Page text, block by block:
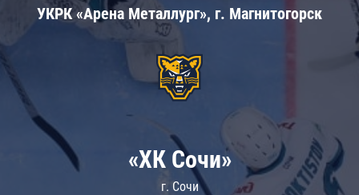
УКРК «Арена Металлург», г. Магнитогорск
«ХК Сочи»
г. Сочи